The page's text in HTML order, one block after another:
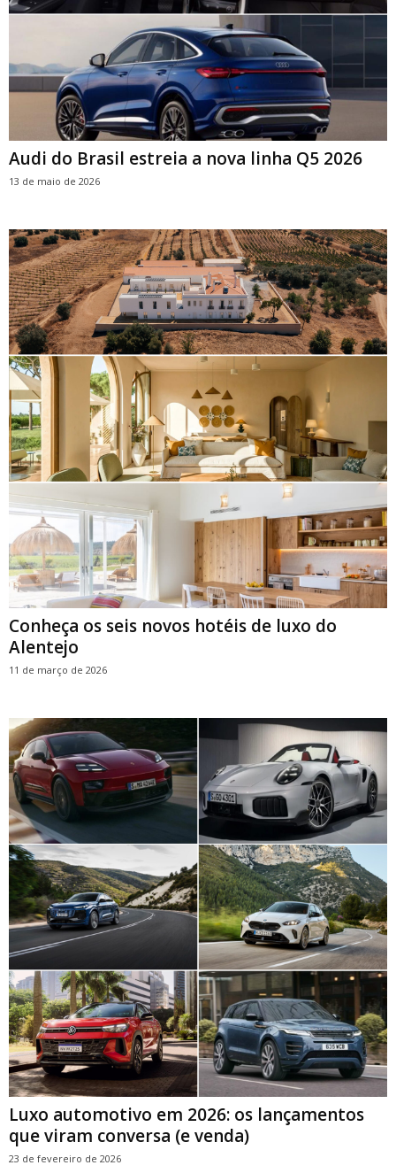
Audi do Brasil estreia a nova linha Q5 2026
13 de maio de 2026
Conheça os seis novos hotéis de luxo do
Alentejo
11 de março de 2026
Luxo automotivo em 2026: os lançamentos
que viram conversa (e venda)
23 de fevereiro de 2026